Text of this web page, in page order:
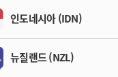
인도네시아 (IDN)
뉴질랜드 (NZL)